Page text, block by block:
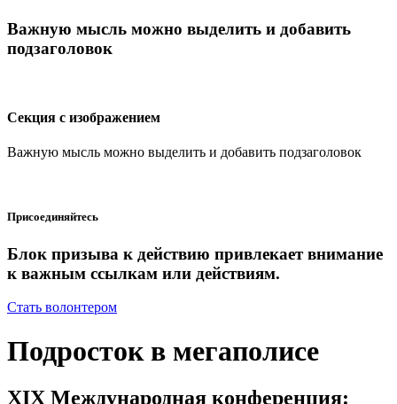
Важную мысль можно выделить и добавить
подзаголовок
Секция с изображением
Важную мысль можно выделить и добавить подзаголовок
Присоединяйтесь
Блок призыва к действию привлекает внимание
к важным ссылкам или действиям.
Стать волонтером
Подросток в мегаполисе
XIX Международная конференция: